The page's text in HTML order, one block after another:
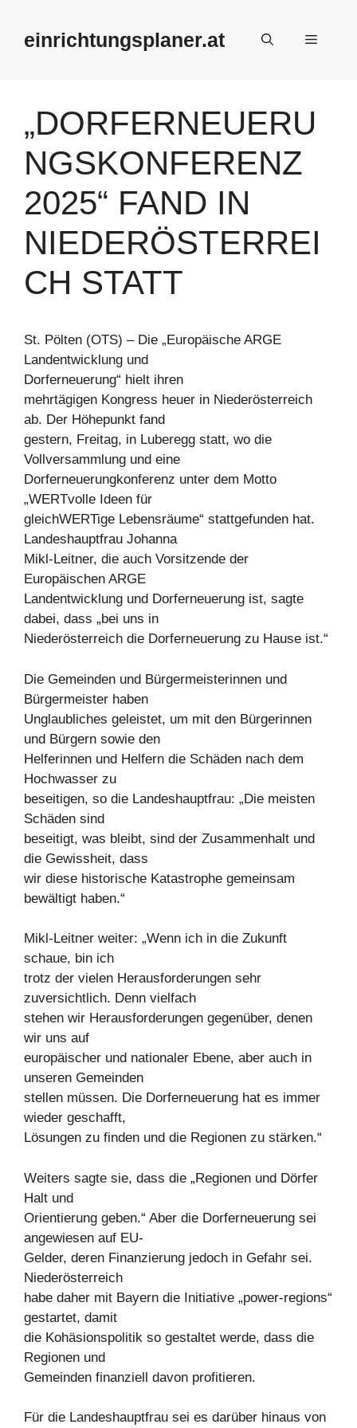
springeneinrichtungsplaner.at Menü
„DORFERNEUERU
NGSKONFERENZ
2025“ FAND IN
NIEDERÖSTERREI
CH STATT
St. Pölten (OTS) – Die „Europäische ARGE
Landentwicklung und
Dorferneuerung“ hielt ihren
mehrtägigen Kongress heuer in Niederösterreich
ab. Der Höhepunkt fand
gestern, Freitag, in Luberegg statt, wo die
Vollversammlung und eine
Dorferneuerungkonferenz unter dem Motto
„WERTvolle Ideen für
gleichWERTige Lebensräume“ stattgefunden hat.
Landeshauptfrau Johanna
Mikl-Leitner, die auch Vorsitzende der
Europäischen ARGE
Landentwicklung und Dorferneuerung ist, sagte
dabei, dass „bei uns in
Niederösterreich die Dorferneuerung zu Hause ist.“
Die Gemeinden und Bürgermeisterinnen und
Bürgermeister haben
Unglaubliches geleistet, um mit den Bürgerinnen
und Bürgern sowie den
Helferinnen und Helfern die Schäden nach dem
Hochwasser zu
beseitigen, so die Landeshauptfrau: „Die meisten
Schäden sind
beseitigt, was bleibt, sind der Zusammenhalt und
die Gewissheit, dass
wir diese historische Katastrophe gemeinsam
bewältigt haben.“
Mikl-Leitner weiter: „Wenn ich in die Zukunft
schaue, bin ich
trotz der vielen Herausforderungen sehr
zuversichtlich. Denn vielfach
stehen wir Herausforderungen gegenüber, denen
wir uns auf
europäischer und nationaler Ebene, aber auch in
unseren Gemeinden
stellen müssen. Die Dorferneuerung hat es immer
wieder geschafft,
Lösungen zu finden und die Regionen zu stärken.“
Weiters sagte sie, dass die „Regionen und Dörfer
Halt und
Orientierung geben.“ Aber die Dorferneuerung sei
angewiesen auf EU-
Gelder, deren Finanzierung jedoch in Gefahr sei.
Niederösterreich
habe daher mit Bayern die Initiative „power-regions“
gestartet, damit
die Kohäsionspolitik so gestaltet werde, dass die
Regionen und
Gemeinden finanziell davon profitieren.
Für die Landeshauptfrau sei es darüber hinaus von